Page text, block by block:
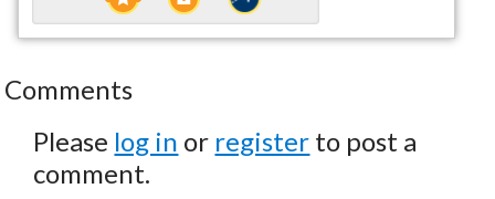
Comments
Please log in or register to post a
comment.